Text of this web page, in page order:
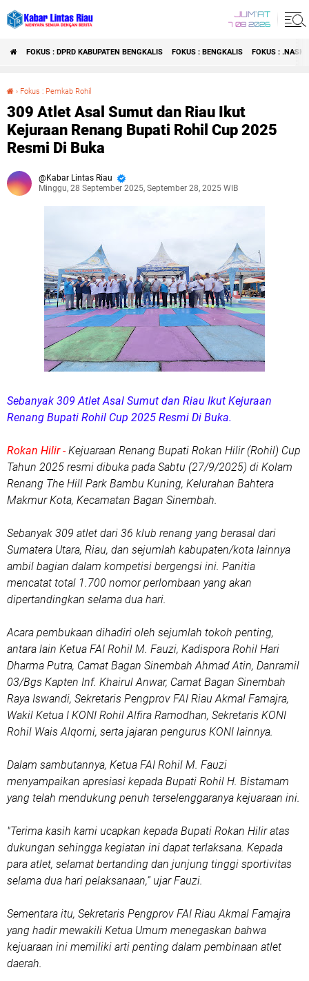
JUM'AT
7 08 2026
FOKUS : DPRD KABUPATEN BENGKALIS FOKUS : BENGKALIS FOKUS :
› Fokus : Pemkab Rohil
309 Atlet Asal Sumut dan Riau Ikut
Kejuraan Renang Bupati Rohil Cup 2025
Resmi Di Buka
Kabar Lintas Riau
Minggu, 28 September 2025, September 28, 2025 WIB
Sebanyak 309 Atlet Asal Sumut dan Riau Ikut Kejuraan
Renang Bupati Rohil Cup 2025 Resmi Di Buka.
Rokan Hilir - Kejuaraan Renang Bupati Rokan Hilir (Rohil) Cup
Tahun 2025 resmi dibuka pada Sabtu (27/9/2025) di Kolam
Renang The Hill Park Bambu Kuning, Kelurahan Bahtera
Makmur Kota, Kecamatan Bagan Sinembah.
Sebanyak 309 atlet dari 36 klub renang yang berasal dari
Sumatera Utara, Riau, dan sejumlah kabupaten/kota lainnya
ambil bagian dalam kompetisi bergengsi ini. Panitia
mencatat total 1.700 nomor perlombaan yang akan
dipertandingkan selama dua hari.
Acara pembukaan dihadiri oleh sejumlah tokoh penting,
antara lain Ketua FAI Rohil M. Fauzi, Kadispora Rohil Hari
Dharma Putra, Camat Bagan Sinembah Ahmad Atin, Danramil
03/Bgs Kapten Inf. Khairul Anwar, Camat Bagan Sinembah
Raya Iswandi, Sekretaris Pengprov FAI Riau Akmal Famajra,
Wakil Ketua I KONI Rohil Alfira Ramodhan, Sekretaris KONI
Rohil Wais Alqorni, serta jajaran pengurus KONI lainnya.
Dalam sambutannya, Ketua FAI Rohil M. Fauzi
menyampaikan apresiasi kepada Bupati Rohil H. Bistamam
yang telah mendukung penuh terselenggaranya kejuaraan ini.
"Terima kasih kami ucapkan kepada Bupati Rokan Hilir atas
dukungan sehingga kegiatan ini dapat terlaksana. Kepada
para atlet, selamat bertanding dan junjung tinggi sportivitas
selama dua hari pelaksanaan,” ujar Fauzi.
Sementara itu, Sekretaris Pengprov FAI Riau Akmal Famajra
yang hadir mewakili Ketua Umum menegaskan bahwa
kejuaraan ini memiliki arti penting dalam pembinaan atlet
daerah.